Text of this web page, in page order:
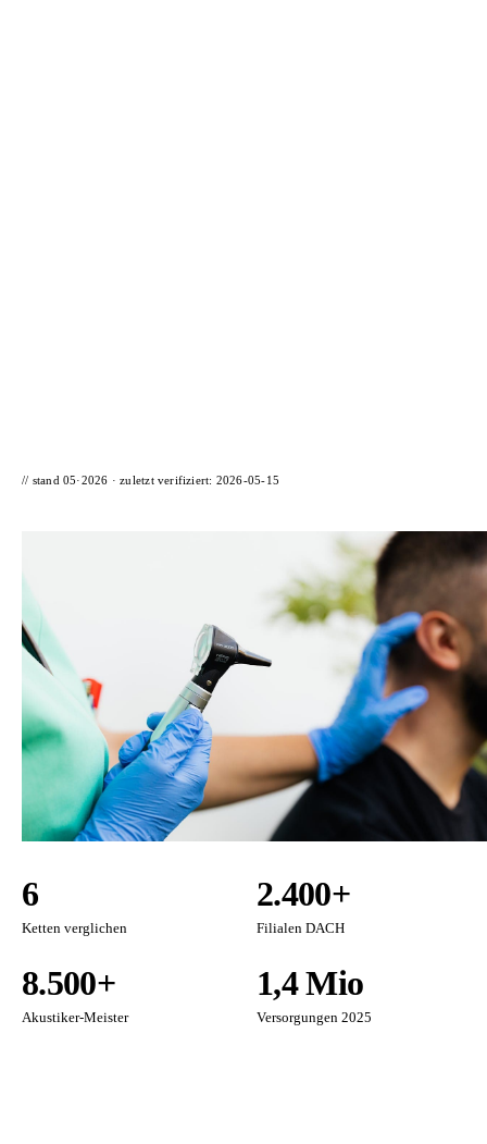
// stand 05·2026 · zuletzt verifiziert: 2026-05-15
6
Ketten verglichen
2.400+
Filialen DACH
8.500+
Akustiker-Meister
1,4 Mio
Versorgungen 2025